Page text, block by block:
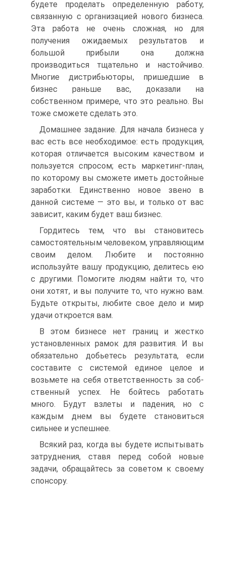
будете проделать определенную работу,
связанную с организацией нового бизнеса.
Эта работа не очень сложная, но для
получения ожидаемых результатов и
большой прибыли она должна
производиться тщательно и настойчиво.
Многие дистрибьюторы, пришедшие в
бизнес раньше вас, доказали на
собственном примере, что это реально. Вы
тоже сможете сделать это.
Домашнее задание. Для начала бизнеса у
вас есть все необходимое: есть продукция,
которая отличается высоким качеством и
пользуется спросом; есть маркетинг-план,
по которому вы сможете иметь достойные
заработки. Единственно новое звено в
данной системе — это вы, и только от вас
зависит, каким будет ваш бизнес.
Гордитесь тем, что вы становитесь
самостоятельным человеком, управляющим
своим делом. Любите и постоянно
используйте вашу продукцию, делитесь ею
с другими. Помогите людям найти то, что
они хотят, и вы получите то, что нужно вам.
Будьте открыты, любите свое дело и мир
удачи откроется вам.
В этом бизнесе нет границ и жестко
установленных рамок для развития. И вы
обязательно добьетесь результата, если
составите с системой единое целое и
возьмете на себя ответственность за соб-
ственный успех. Не бойтесь работать
много. Будут взлеты и падения, но с
каждым днем вы будете становиться
сильнее и успешнее.
Всякий раз, когда вы будете испытывать
затруднения, ставя перед собой новые
задачи, обращайтесь за советом к своему
спонсору.